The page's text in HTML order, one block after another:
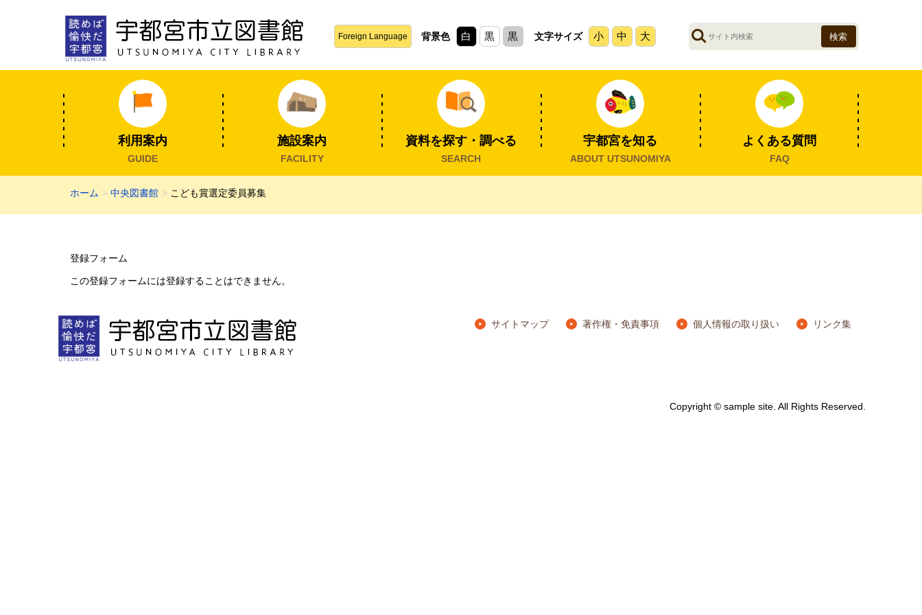
Foreign Language 背景色 白 黒 黒 文字サイズ 小 中 大
サ
イ
ト
利用案内
GUIDE
施設案内
FACILITY
資料を探す・調べる
SEARCH
宇都宮を知る
ABOUT UTSUNOMIYA
よくある質問
FAQ
ホーム 中央図書館 こども賞選定委員募集
登録フォーム
この登録フォームには登録することはできません。
サイトマップ 著作権・免責事項 個人情報の取り扱い リンク集
Copyright © sample site. All Rights Reserved.